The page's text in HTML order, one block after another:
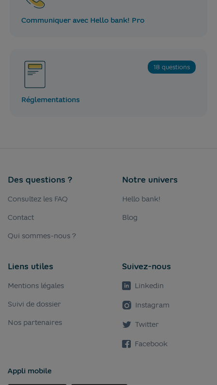
Communiquer avec Hello bank! Pro
18 questions
Réglementations
Des questions ?
Consultez les FAQ
Contact
Qui sommes-nous ?
Notre univers
Hello bank!
Blog
Liens utiles
Mentions légales
Suivi de dossier
Nos partenaires
Suivez-nous
Linkedin
Instagram
Twitter
Facebook
Appli mobile